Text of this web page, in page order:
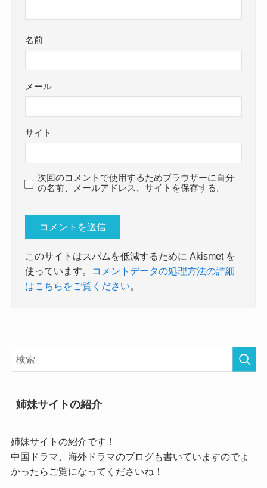
名前
メール
サイト
次回のコメントで使用するためブラウザーに自分
の名前、メールアドレス、サイトを保存する。
このサイトはスパムを低減するために Akismet を
使っています。
コメントデータの処理方法の詳細
はこちらをご覧ください。
姉妹サイトの紹介
姉妹サイトの紹介です！
中国ドラマ、海外ドラマのブログも書いていますのでよ
かったらご覧になってくださいね！